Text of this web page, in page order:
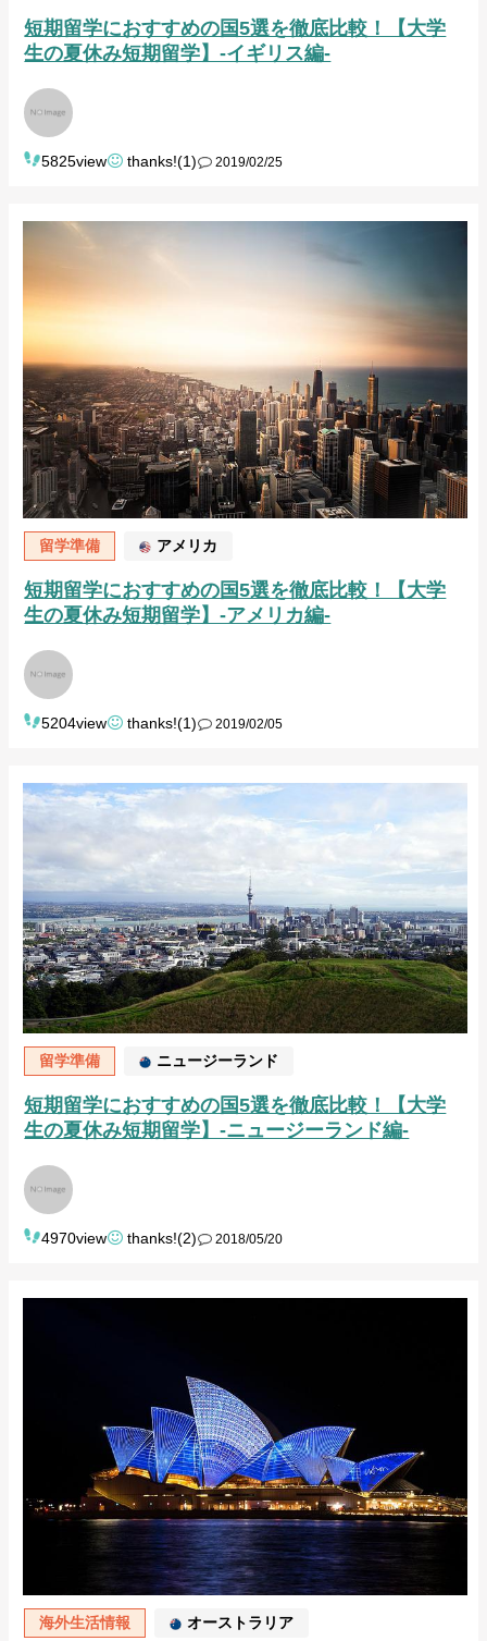
短期留学におすすめの国5選を徹底比較！【大学
生の夏休み短期留学】-イギリス編-
5825view thanks!(1) 2019/02/25
留学準備 アメリカ
短期留学におすすめの国5選を徹底比較！【大学
生の夏休み短期留学】-アメリカ編-
5204view thanks!(1) 2019/02/05
留学準備 ニュージーランド
短期留学におすすめの国5選を徹底比較！【大学
生の夏休み短期留学】-ニュージーランド編-
4970view thanks!(2) 2018/05/20
海外生活情報 オーストラリア